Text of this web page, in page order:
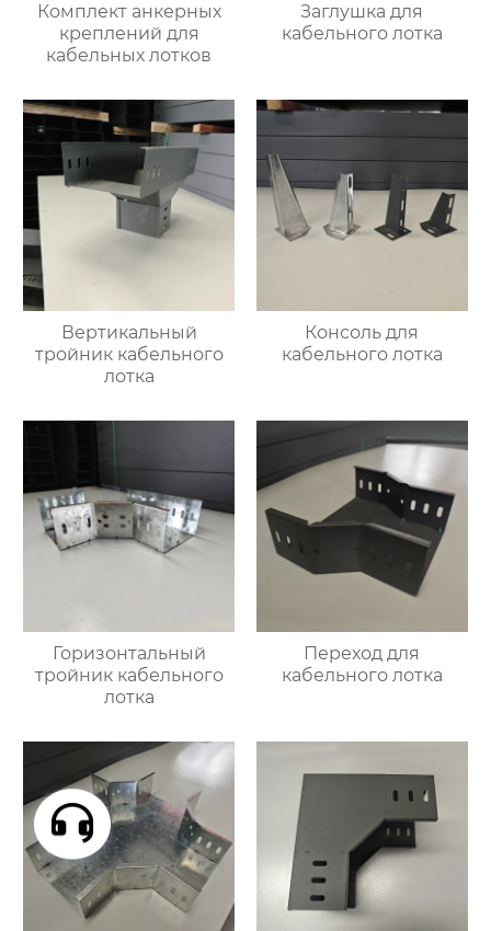
Комплект анкерных
креплений для
кабельных лотков
Заглушка для
кабельного лотка
Вертикальный
тройник кабельного
лотка
Консоль для
кабельного лотка
Горизонтальный
тройник кабельного
лотка
Переход для
кабельного лотка